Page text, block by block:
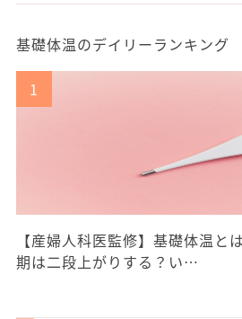
基礎体温のデイリーランキング
【産婦人科医監修】基礎体温と
期は二段上がりする？い…